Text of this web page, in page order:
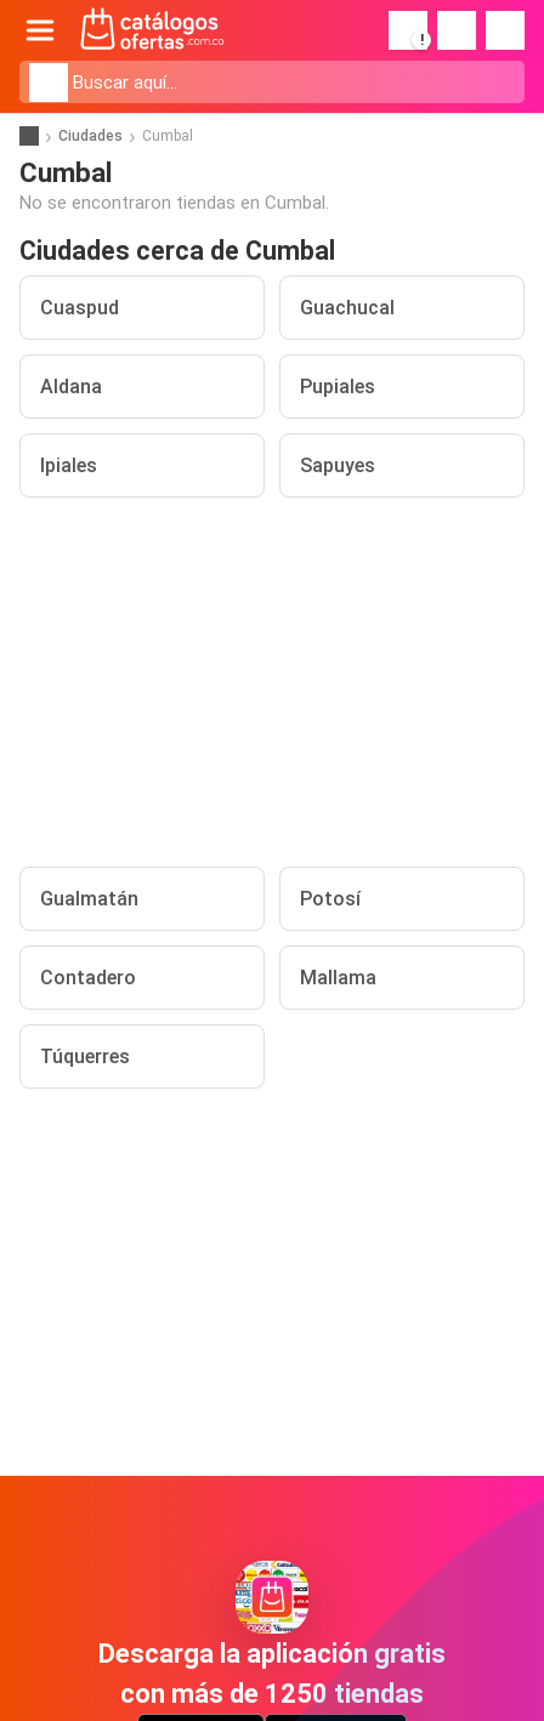
!
Ciudades Cumbal
Cumbal
No se encontraron tiendas en Cumbal.
Ciudades cerca de Cumbal
Cuaspud Guachucal
Aldana Pupiales
Ipiales Sapuyes
Gualmatán Potosí
Contadero Mallama
Túquerres
Descarga la aplicación gratis
con más de 1250 tiendas